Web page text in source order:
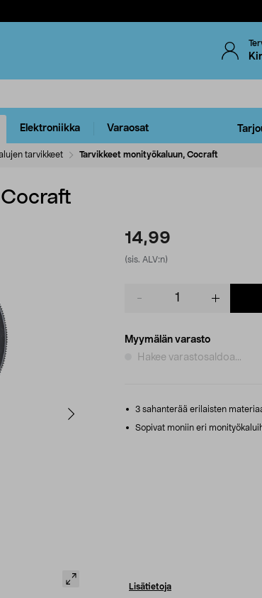
Elektroniikka Varaosat
tarvikkeet Tarvikkeet monityökaluun, Cocraft
14,99
(sis. ALV:n)
Myymälän varasto
Hakee varastosaldoa...
3 sahanterää erilaisten
Sopivat moniin eri
Lisätietoja